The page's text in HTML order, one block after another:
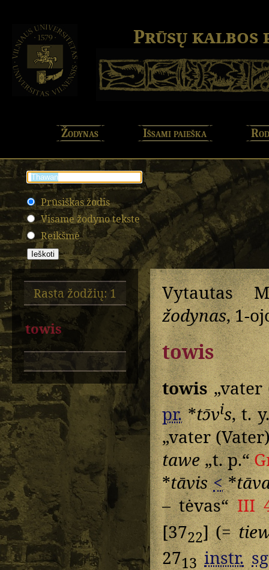
Prūsų kalbos
Žodynas Išsami paieška
Prūsiškas žodis
Visame žodyno tekste
Reikšmė
Rasta žodžių: 1
towis
Vytautas
žodynas, 1-
towis
towis„vater
pr.*tɔ̄vis, t.
„vater
tawe„t. p.“
*tāvis <*
– tėvas“III
[3722] (=
2713 instr.